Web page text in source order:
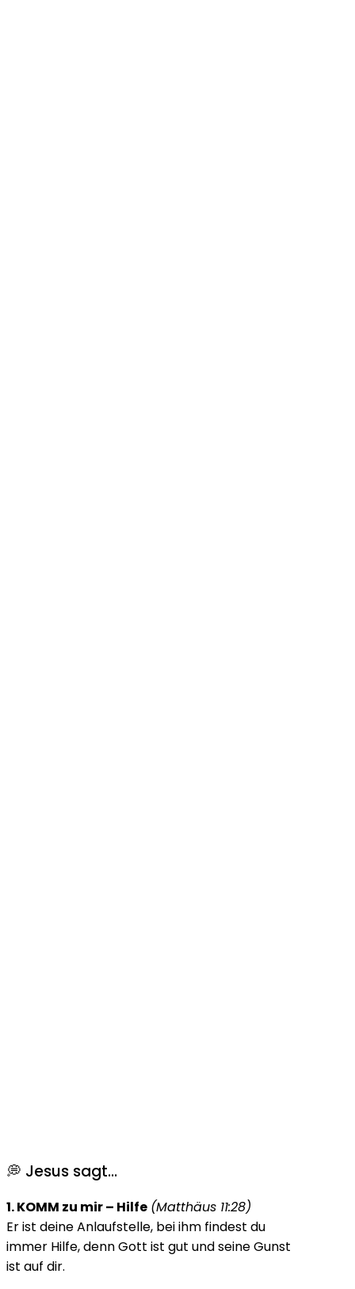
💭 Jesus sagt…
1. KOMM zu mir – Hilfe (Matthäus 11:28)
Er ist deine Anlaufstelle, bei ihm findest du
immer Hilfe, denn Gott ist gut und seine Gunst
ist auf dir.